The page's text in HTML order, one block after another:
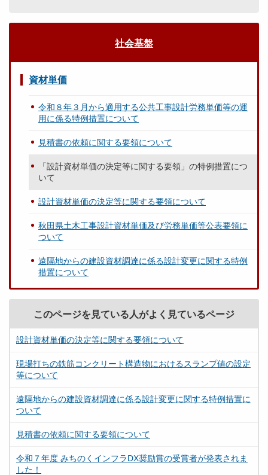
社会基盤
資材単価
令和８年３月から適用する公共工事設計労務単価等の運
用に係る特例措置について
見積書の依頼に関する要領について
「設計資材単価の決定等に関する要領」の特例措置につ
いて
設計資材単価の決定等に関する要領について
秋田県土木工事設計資材単価及び労務単価等公表要領に
ついて
遠隔地からの建設資材調達に係る設計変更に関する特例
措置について
このページを見ている人がよく見ているページ
設計資材単価の決定等に関する要領について
現場打ちの鉄筋コンクリート構造物におけるスランプ値の設定
等について
遠隔地からの建設資材調達に係る設計変更に関する特例措置に
ついて
見積書の依頼に関する要領について
令和７年度 みちのくインフラDX奨励賞の受賞者が発表されま
した！